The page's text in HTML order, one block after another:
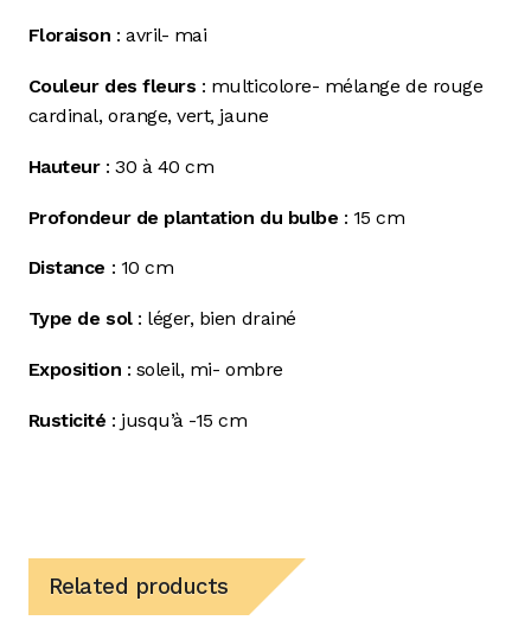
Floraison : avril- mai
Couleur des fleurs : multicolore- mélange de rouge
cardinal, orange, vert, jaune
Hauteur : 30 à 40 cm
Profondeur de plantation du bulbe : 15 cm
Distance : 10 cm
Type de sol : léger, bien drainé
Exposition : soleil, mi- ombre
Rusticité : jusqu’à -15 cm
Related products